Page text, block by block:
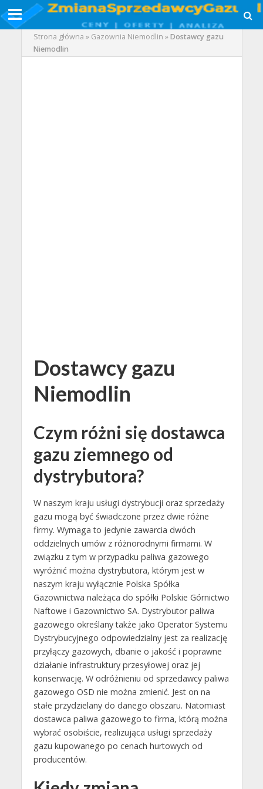
Strona główna » Gazownia Niemodlin »Dostawcy gazu
Niemodlin
Dostawcy gazu
Niemodlin
Czym różni się dostawca
gazu ziemnego od
dystrybutora?
W naszym kraju usługi dystrybucji oraz sprzedaży
gazu mogą być świadczone przez dwie różne
firmy. Wymaga to jedynie zawarcia dwóch
oddzielnych umów z różnorodnymi firmami. W
związku z tym w przypadku paliwa gazowego
wyróżnić można dystrybutora, którym jest w
naszym kraju wyłącznie Polska Spółka
Gazownictwa należąca do spółki Polskie Górnictwo
Naftowe i Gazownictwo SA. Dystrybutor paliwa
gazowego określany także jako Operator Systemu
Dystrybucyjnego odpowiedzialny jest za realizację
przyłączy gazowych, dbanie o jakość i poprawne
działanie infrastruktury przesyłowej oraz jej
konserwację. W odróżnieniu od sprzedawcy paliwa
gazowego OSD nie można zmienić. Jest on na
stałe przydzielany do danego obszaru. Natomiast
dostawca paliwa gazowego to firma, którą można
wybrać osobiście, realizująca usługi sprzedaży
gazu kupowanego po cenach hurtowych od
producentów.